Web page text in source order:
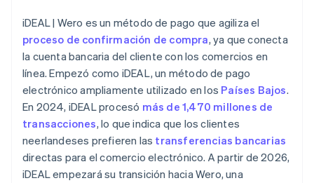
iDEAL | Wero es un método de pago que agiliza el
proceso de confirmación de compra, ya que conecta
la cuenta bancaria del cliente con los comercios en
línea. Empezó como iDEAL, un método de pago
electrónico ampliamente utilizado en los Países Bajos.
En 2024, iDEAL procesó más de 1,470 millones de
transacciones, lo que indica que los clientes
neerlandeses prefieren las transferencias bancarias
directas para el comercio electrónico. A partir de 2026,
iDEAL empezará su transición hacia Wero, una